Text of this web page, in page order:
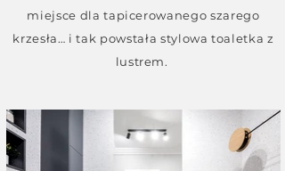
miejsce dla tapicerowanego szarego
krzesła… i tak powstała stylowa toaletka z
lustrem.